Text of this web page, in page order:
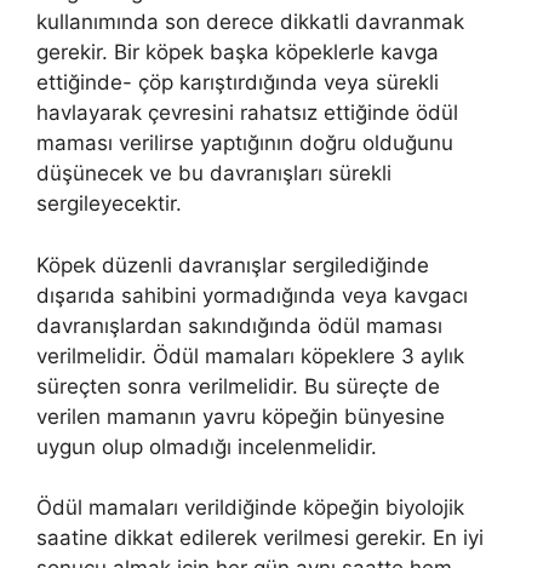
kullanımında son derece dikkatli davranmak
gerekir. Bir köpek başka köpeklerle kavga
ettiğinde- çöp karıştırdığında veya sürekli
havlayarak çevresini rahatsız ettiğinde ödül
maması verilirse yaptığının doğru olduğunu
düşünecek ve bu davranışları sürekli
sergileyecektir.
Köpek düzenli davranışlar sergilediğinde
dışarıda sahibini yormadığında veya kavgacı
davranışlardan sakındığında ödül maması
verilmelidir. Ödül mamaları köpeklere 3 aylık
süreçten sonra verilmelidir. Bu süreçte de
verilen mamanın yavru köpeğin bünyesine
uygun olup olmadığı incelenmelidir.
Ödül mamaları verildiğinde köpeğin biyolojik
saatine dikkat edilerek verilmesi gerekir. En iyi